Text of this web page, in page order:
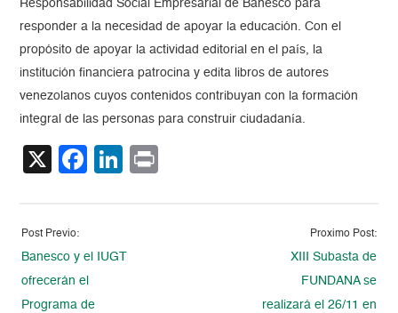
Responsabilidad Social Empresarial de Banesco para
responder a la necesidad de apoyar la educación. Con el
propósito de apoyar la actividad editorial en el país, la
institución financiera patrocina y edita libros de autores
venezolanos cuyos contenidos contribuyan con la formación
integral de las personas para construir ciudadanía.
X Facebook
LinkedIn
Post Previo:
Banesco y el IUGT
ofrecerán el
Programa de
Proximo Post:
XIII Subasta de
FUNDANA se
realizará el 26/11 en